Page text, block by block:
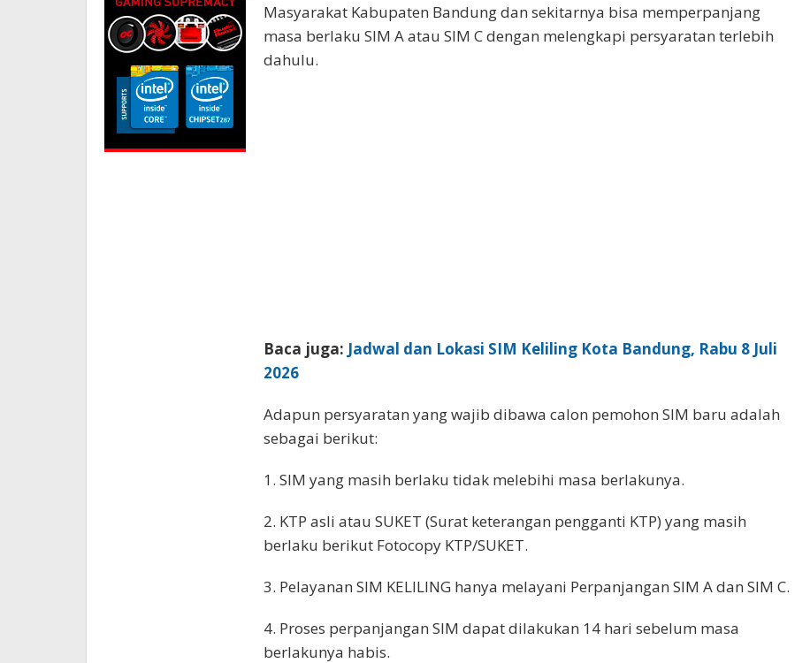
Masyarakat Kabupaten Bandung dan sekitarnya bisa memperpanjang
masa berlaku SIM A atau SIM C dengan melengkapi persyaratan terlebih
dahulu.
Baca juga: Jadwal dan Lokasi SIM Keliling Kota Bandung, Rabu 8 Juli
2026
Adapun persyaratan yang wajib dibawa calon pemohon SIM baru adalah
sebagai berikut:
1. SIM yang masih berlaku tidak melebihi masa berlakunya.
2. KTP asli atau SUKET (Surat keterangan pengganti KTP) yang masih
berlaku berikut Fotocopy KTP/SUKET.
3. Pelayanan SIM KELILING hanya melayani Perpanjangan SIM A dan SIM C.
4. Proses perpanjangan SIM dapat dilakukan 14 hari sebelum masa
berlakunya habis.